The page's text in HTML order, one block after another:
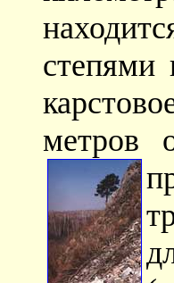
степями
метров